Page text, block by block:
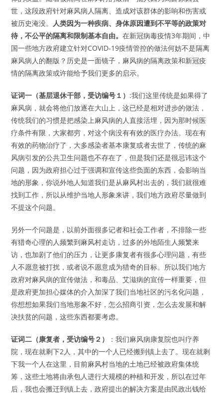
世，这段政府针对麻风病人隔离、造成对该群体的影响和伤害或
被历史淹没。
人类因为一种疾病、身体原因遭到不平等的政策对
待，不公平的隔离和限制基本自由。在新冠病毒疫情3年期间，中
国一些地方政府建立针对COVID-19疫情管控的做法何妨不是隔离
麻风病人的翻版？历史是一面镜子，麻风病的隔离政策和新冠疫
情的隔离政策或许能给予我们更多的启示。
证词一（基层退休干部，受访编号１） :我们这里传统是如果得了
麻风病，就会将他们放逐在大山上，这已经是相对进步的做法，
传统我们的习惯是把感染上麻风病的人直接活埋，因为那时候医
疗条件有限，大家都穷，对这个病没有有效的医疗办法。现在有
有效的药物治疗了，大多感染者基本康复或者去世了，传统的麻
风病引发的公共卫生问题也不存在了，但是我们还是很忌讳这个
问题，因为政府担心过于强调和宣传这些负面的东西，会影响当
地的形象，你说外地人知道我们是从麻风村出去的，我们就很难
找到工作，所以从维护当地人形象来讲，我们地方政府尽量做到
不提这个问题。
另外一个问题是，以前外面很多记者和社会工作者，不排除一些
有猎奇心理的人频繁到麻风村走访，过多的外地陌生人频繁来
访，也加剧了他们的压力，让更多康复者有很多心理问题，有些
人不愿意被打扰，或者说不愿意成为猎奇的目标。所以我们地方
政府对麻风病的宣传做法，和毒品、艾滋病的宣传一样重要，但
是政府更加担心媒体的介入加深了我们当地社区的污名化问题，
你想想如果我们当地形象不好，怎么招商引资，怎么去发展和解
决扶贫的问题，这些东西都要考虑。
证词二（康复者，受访编号２）
：我们麻风病康复院也叫疗养
院，现在就剩下2人，其中的一个人已经搬到镇上去了。现在就剩
下我一个人在这里，目前麻风村当地的土地已经被政府集体统
筹，这些土地将由承包人进行大规模的种植和开发，所以在过年
后，我也会搬迁到镇上去，政府提出的解决方案是由民政出钱给